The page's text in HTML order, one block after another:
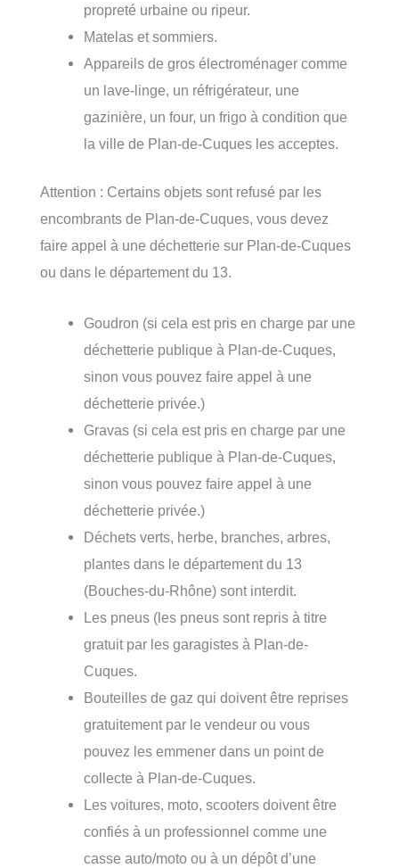
propreté urbaine ou ripeur.
Matelas et sommiers.
Appareils de gros électroménager comme
un lave-linge, un réfrigérateur, une
gazinière, un four, un frigo à condition que
la ville de Plan-de-Cuques les acceptes.
Attention : Certains objets sont refusé par les
encombrants de Plan-de-Cuques, vous devez
faire appel à une déchetterie sur Plan-de-Cuques
ou dans le département du 13.
Goudron (si cela est pris en charge par une
déchetterie publique à Plan-de-Cuques,
sinon vous pouvez faire appel à une
déchetterie privée.)
Gravas (si cela est pris en charge par une
déchetterie publique à Plan-de-Cuques,
sinon vous pouvez faire appel à une
déchetterie privée.)
Déchets verts, herbe, branches, arbres,
plantes dans le département du 13
(Bouches-du-Rhône) sont interdit.
Les pneus (les pneus sont repris à titre
gratuit par les garagistes à Plan-de-
Cuques.
Bouteilles de gaz qui doivent être reprises
gratuitement par le vendeur ou vous
pouvez les emmener dans un point de
collecte à Plan-de-Cuques.
Les voitures, moto, scooters doivent être
confiés à un professionnel comme une
casse auto/moto ou à un dépôt d’une